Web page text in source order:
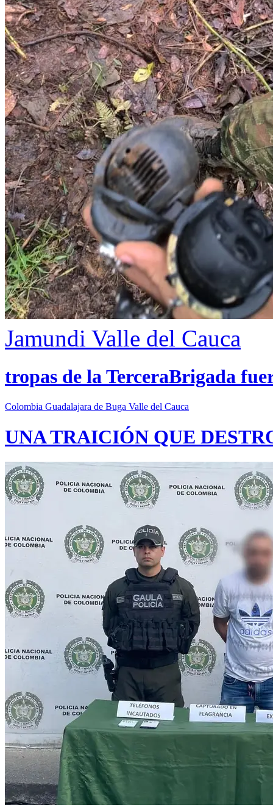
Jamundi Valle del Cauca
tropas de la TerceraBrigada
Colombia Guadalajara de Buga Valle del Cauca
UNA TRAICIÓN QUE